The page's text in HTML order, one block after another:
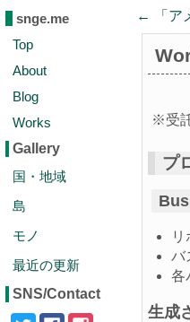
snge.me
Top
About
Blog
Works
Gallery
国・地域
島
モノ
最近の更新
SNS/Contact
← 「 ア
※受
プ
リ
バ
各
生成